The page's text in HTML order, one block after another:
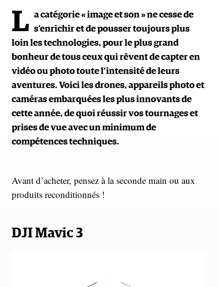
L a catégorie « image et son » ne cesse de
s’enrichir et de pousser toujours plus
loin les technologies, pour le plus grand
bonheur de tous ceux qui rêvent de capter en
vidéo ou photo toute l’intensité de leurs
aventures. Voici les drones, appareils photo et
caméras embarquées les plus innovants de
cette année, de quoi réussir vos tournages et
prises de vue avec un minimum de
compétences techniques.
Avant d’acheter, pensez à la seconde main ou aux
produits reconditionnés !
DJI Mavic 3